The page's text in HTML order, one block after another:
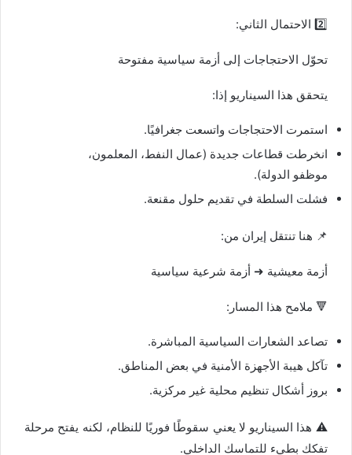
2️⃣ الاحتمال الثاني:
تحوّل الاحتجاجات إلى أزمة سياسية مفتوحة
يتحقق هذا السيناريو إذا:
استمرت الاحتجاجات واتسعت جغرافيًا.
انخرطت قطاعات جديدة (عمال النفط، المعلمون،
موظفو الدولة).
فشلت السلطة في تقديم حلول مقنعة.
📌 هنا تنتقل إيران من:
أزمة معيشية ➜ أزمة شرعية سياسية
🔻 ملامح هذا المسار:
تصاعد الشعارات السياسية المباشرة.
تآكل هيبة الأجهزة الأمنية في بعض المناطق.
بروز أشكال تنظيم محلية غير مركزية.
⚠️ هذا السيناريو لا يعني سقوطًا فوريًا للنظام، لكنه يفتح مرحلة
تفكك بطيء للتماسك الداخلي.